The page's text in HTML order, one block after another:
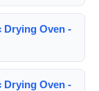
Drying Oven -
Drying Oven -